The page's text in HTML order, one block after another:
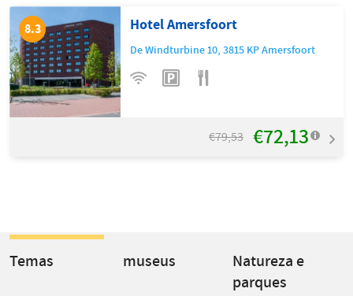
8.3 Hotel Amersfoort
De Windturbine 10,3815 KPAmersfoort
€79,53 €72,13
Temas museus
Natureza e
parques